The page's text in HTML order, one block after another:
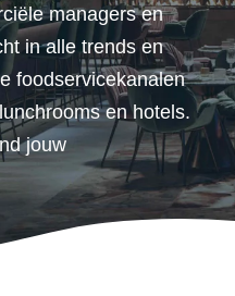
managers en
in alle trends en
foodservicekanalen
en hotels.
jouw